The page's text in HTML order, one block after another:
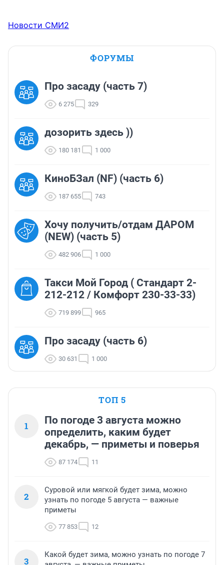
Новости СМИ2
ФОРУМЫ
Про засаду (часть 7)
6 275 329
дозорить здесь ))
180 181 1 000
КиноБЗал (NF) (часть 6)
187 655 743
Хочу получить/отдам ДАРОМ
(NEW) (часть 5)
482 906 1 000
Такси Мой Город ( Стандарт 2-
212-212 / Комфорт 230-33-33)
719 899 965
Про засаду (часть 6)
30 631 1 000
ТОП 5
1
По погоде 3 августа можно
определить, каким будет
декабрь, — приметы и поверья
87 174 11
2
Суровой или мягкой будет зима, можно
узнать по погоде 5 августа — важные
приметы
77 853 12
3
Какой будет зима, можно узнать по погоде 7